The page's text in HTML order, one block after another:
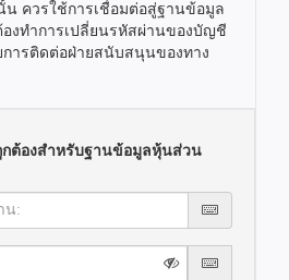
น ควรใช้การเชื่อมต่อสู่ฐานข้อมูล
งทำการเปลี่ยนรหัสผ่านของบัญชี
ารติดต่อฝ่ายสนับสนุนของทาง
ต้องสำหรับฐานข้อมูลหุ้นส่วน